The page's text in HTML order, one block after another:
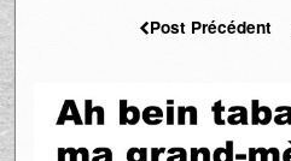
Post Précédent